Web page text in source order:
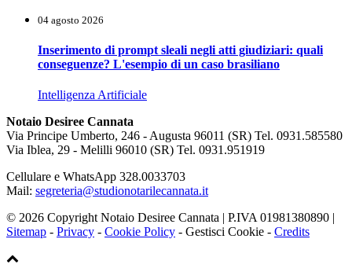
04 agosto 2026
Inserimento di prompt sleali negli atti giudiziari: quali
conseguenze? L'esempio di un caso brasiliano
Intelligenza Artificiale
Notaio Desiree Cannata
Via Principe Umberto, 246 - Augusta 96011 (SR) Tel. 0931.585580
Via Iblea, 29 - Melilli 96010 (SR) Tel. 0931.951919
Cellulare e WhatsApp 328.0033703
Mail: segreteria@studionotarilecannata.it
© 2026 Copyright Notaio Desiree Cannata | P.IVA 01981380890 |
Sitemap - Privacy - Cookie Policy - Gestisci Cookie - Credits